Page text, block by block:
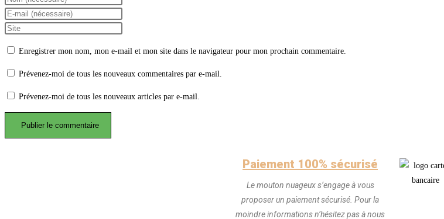
Enregistrer mon nom, mon e-mail et mon site dans le navigateur pour mon prochain commentaire.
Prévenez-moi de tous les nouveaux commentaires par e-mail.
Prévenez-moi de tous les nouveaux articles par e-mail.
Paiement 100% sécurisé
Le mouton nuageux s’engage à vous
proposer un paiement sécurisé. Pour la
moindre informations n’hésitez pas à nous